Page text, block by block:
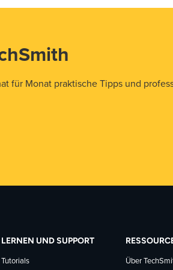
für Monat praktische Tipps und
LERNEN UND SUPPORT
Tutorials Über